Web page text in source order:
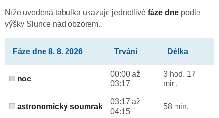
Níže uvedená tabulka ukazuje jednotlivé fáze dne podle
výšky Slunce nad obzorem.
Fáze dne 8. 8. 2026 Trvání Délka
noc
00:00 až
03:17
3 hod. 17
min.
astronomický soumrak
03:17 až
04:15
58 min.